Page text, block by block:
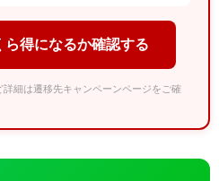
得になるか確認する
細は遷移先キャンペーンページをご確